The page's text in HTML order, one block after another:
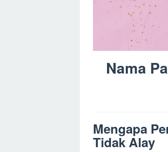
Nama
Mengapa
Tidak Alay